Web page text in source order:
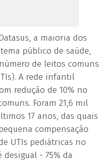
a maioria dos
público de saúde,
de leitos comuns
A rede infantil
redução de 10% no
Foram 21,6 mil
17 anos, das quais
compensação
UTIs pediátricas no
- 75% da